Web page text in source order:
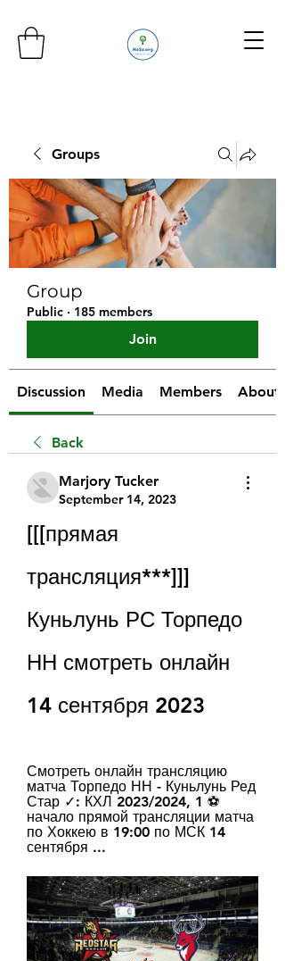
Groups
Group
Public · 185 members
Join
Discussion Media Members About
Back
Marjory Tucker
September 14, 2023
[[[прямая
трансляция***]]]
Куньлунь РС Торпедо
НН смотреть онлайн
14 сентября 2023
Смотреть онлайн трансляцию
матча Торпедо НН - Куньлунь Ред
Стар ✓: КХЛ 2023/2024, 1 ⚽
начало прямой трансляции матча
по Хоккею в 19:00 по МСК 14
сентября ...